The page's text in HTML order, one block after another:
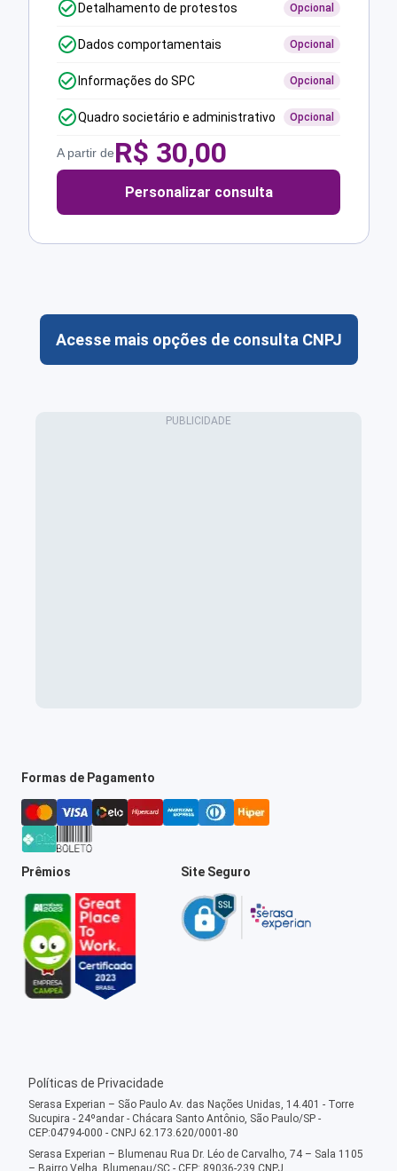
Detalhamento de protestos Opcional
Dados comportamentais Opcional
Informações do SPC Opcional
Quadro societário e administrativo Opcional
A partir deR$ 30,00
Personalizar consulta
Acesse mais opções de consulta CNPJ
Formas de Pagamento
Prêmios Site Seguro
Políticas de Privacidade
Serasa Experian – São Paulo Av. das Nações Unidas, 14.401 - Torre
Sucupira - 24ºandar - Chácara Santo Antônio, São Paulo/SP -
CEP:04794-000 - CNPJ 62.173.620/0001-80
Serasa Experian – Blumenau Rua Dr. Léo de Carvalho, 74 – Sala 1105
– Bairro Velha, Blumenau/SC - CEP: 89036-239 CNPJ